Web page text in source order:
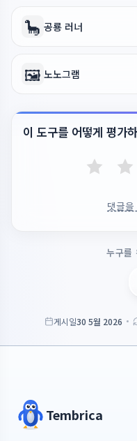
🦕 공룡 러너
🖼️ 노노그램
이 도구를 어떻게 평가
댓글
누구를
게시일30 5월 2026
Tembrica